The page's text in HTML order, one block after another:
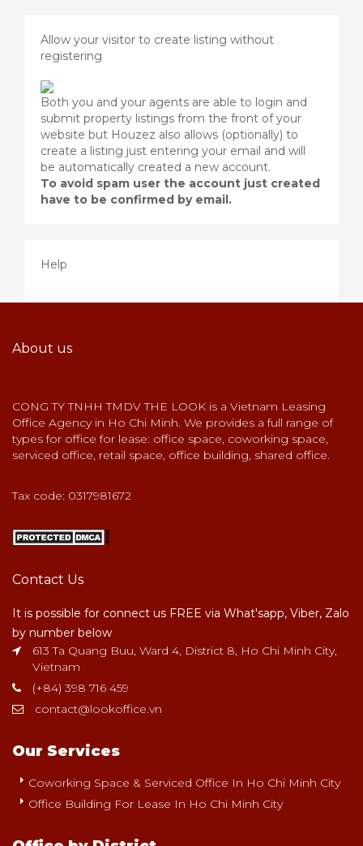
Allow your visitor to create listing without
registering
Both you and your agents are able to login and
submit property listings from the front of your
website but Houzez also allows (optionally) to
create a listing just entering your email and will
be automatically created a new account.
To avoid spam user the account just created
have to be confirmed by email.
Help
About us
CONG TY TNHH TMDV THE LOOK is a Vietnam Leasing
Office Agency in Ho Chi Minh. We provides a full range of
types for office for lease: office space, coworking space,
serviced office, retail space, office building, shared office.
Tax code: 0317981672
Contact Us
It is possible for connect us FREE via What'sapp, Viber, Zalo
by number below
613 Ta Quang Buu, Ward 4, District 8, Ho Chi Minh City,
Vietnam
(+84) 398 716 459
contact@lookoffice.vn
Our Services
Coworking Space & Serviced Office In Ho Chi Minh City
Office Building For Lease In Ho Chi Minh City